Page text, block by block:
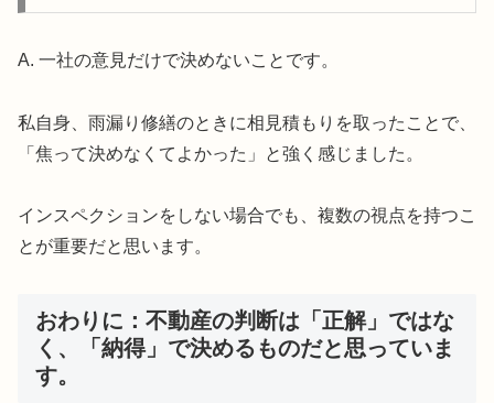
A. 一社の意見だけで決めないことです。
私自身、雨漏り修繕のときに相見積もりを取ったことで、
「焦って決めなくてよかった」と強く感じました。
インスペクションをしない場合でも、複数の視点を持つこ
とが重要だと思います。
おわりに：不動産の判断は「正解」ではな
く、「納得」で決めるものだと思っていま
す。